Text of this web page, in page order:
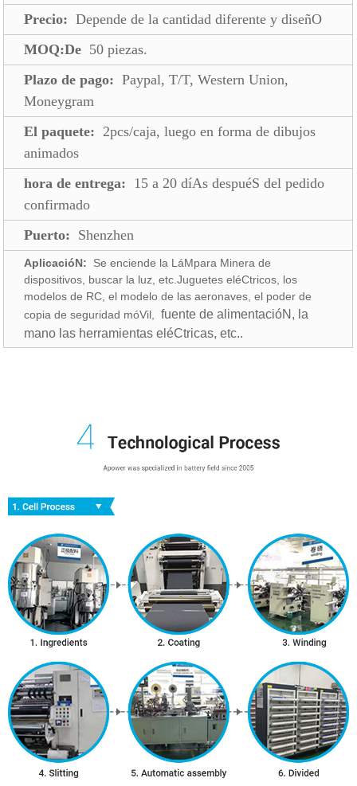
Precio: Depende de la cantidad diferente y diseñO
MOQ:De 50 piezas.
Plazo de pago: Paypal, T/T, Western Union,
Moneygram
El paquete: 2pcs/caja, luego en forma de dibujos
animados
hora de entrega: 15 a 20 díAs despuéS del pedido
confirmado
Puerto: Shenzhen
AplicacióN:
Se enciende la LáMpara Minera de
dispositivos, buscar la luz, etc.Juguetes eléCtricos, los
modelos de RC, el modelo de las aeronaves, el poder de
copia de seguridad móVil,
fuente de alimentacióN, la
mano las herramientas eléCtricas, etc..